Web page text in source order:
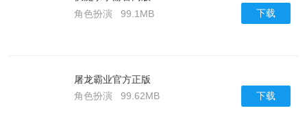
角色扮演
99.1MB 下载
屠龙霸业官方正版
角色扮演
99.62MB 下载